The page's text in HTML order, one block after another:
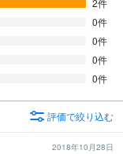
2件
0件
0件
0件
0件
評価で絞り込む
2018年10月28日